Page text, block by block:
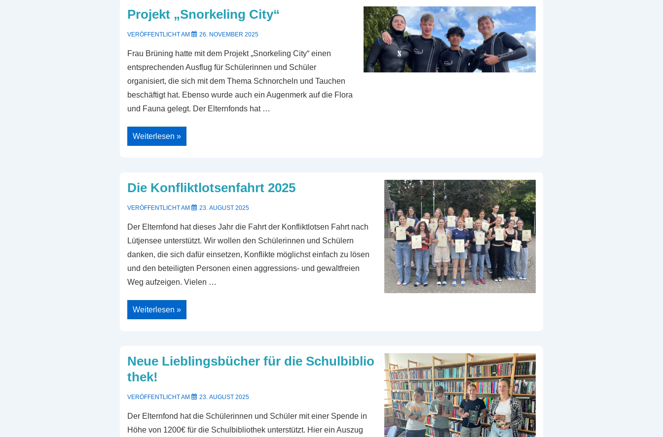
Projekt „Snorkeling City“
VERÖFFENTLICHT AM 26. NOVEMBER 2025
Frau Brüning hatte mit dem Projekt „Snorkeling City“ einen
entsprechenden Ausflug für Schülerinnen und Schüler
organisiert, die sich mit dem Thema Schnorcheln und Tauchen
beschäftigt hat. Ebenso wurde auch ein Augenmerk auf die Flora
und Fauna gelegt. Der Elternfonds hat …
Projekt
„Snorkeling
City“
Weiterlesen »
Die Konfliktlotsenfahrt 2025
VERÖFFENTLICHT AM 23. AUGUST 2025
Der Elternfond hat dieses Jahr die Fahrt der Konfliktlotsen Fahrt nach
Lütjensee unterstützt. Wir wollen den Schülerinnen und Schülern
danken, die sich dafür einsetzen, Konflikte möglichst einfach zu lösen
und den beteiligten Personen einen aggressions- und gewaltfreien
Weg aufzeigen. Vielen …
Die
Konfliktlotsenfahrt
2025
Weiterlesen »
Neue Lieblingsbücher für die Schulbiblio
thek!
VERÖFFENTLICHT AM 23. AUGUST 2025
Der Elternfond hat die Schülerinnen und Schüler mit einer Spende in
Höhe von 1200€ für die Schulbibliothek unterstützt. Hier ein Auszug